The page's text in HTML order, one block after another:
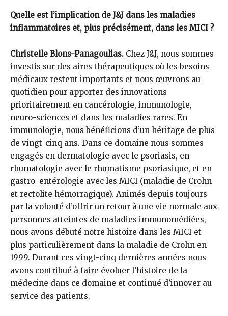
Quelle est l’implication de J&J dans les maladies
inflammatoires et, plus précisément, dans les MICI ?
Christelle Blons-Panagoulias. Chez J&J, nous sommes
investis sur des aires thérapeutiques où les besoins
médicaux restent importants et nous œuvrons au
quotidien pour apporter des innovations
prioritairement en cancérologie, immunologie,
neuro-sciences et dans les maladies rares. En
immunologie, nous bénéficions d’un héritage de plus
de vingt-cinq ans. Dans ce domaine nous sommes
engagés en dermatologie avec le psoriasis, en
rhumatologie avec le rhumatisme psoriasique, et en
gastro-entérologie avec les MICI (maladie de Crohn
et rectolite hémorragique). Animés depuis toujours
par la volonté d’offrir un retour à une vie normale aux
personnes atteintes de maladies immunomédiées,
nous avons débuté notre histoire dans les MICI et
plus particulièrement dans la maladie de Crohn en
1999. Durant ces vingt-cinq dernières années nous
avons contribué à faire évoluer l’histoire de la
médecine dans ce domaine et continué d’innover au
service des patients.